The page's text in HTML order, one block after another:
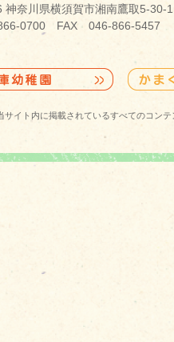
神奈川県横須賀市湘南鷹取5-30-1
0700 FAX 046-866-5457
イト内に掲載されているすべてのコン